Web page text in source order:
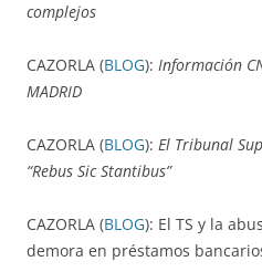
complejos
CAZORLA (BLOG): Información
MADRID
CAZORLA (BLOG): El Tribunal
“Rebus Sic Stantibus”
CAZORLA (BLOG): El TS y la
demora en préstamos